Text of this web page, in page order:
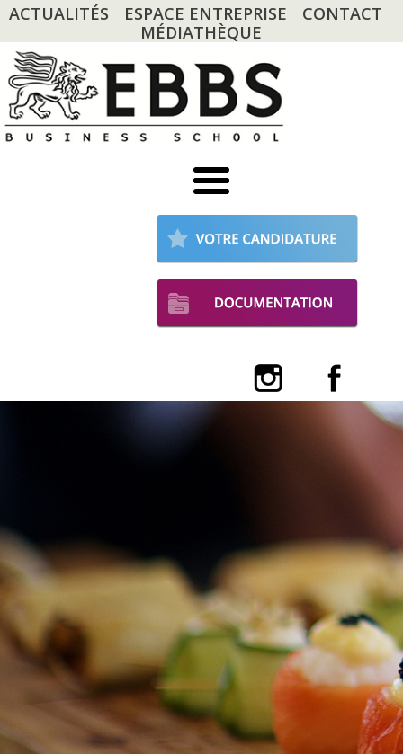
ACTUALITÉS ESPACE ENTREPRISE
CONTACT
MÉDIATHÈQUE